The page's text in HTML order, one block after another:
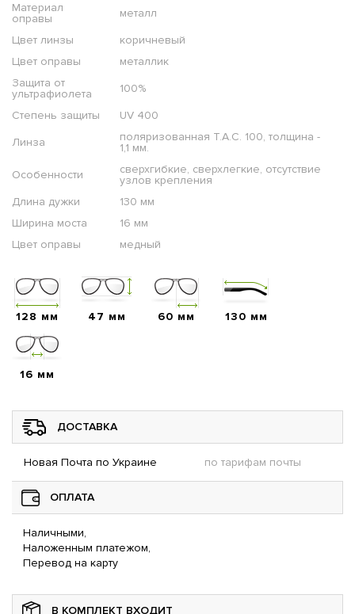
Материал
оправы
металл
Цвет линзы
коричневый
Цвет оправы
металлик
Защита от
ультрафиолета
100%
Степень защиты
UV 400
Линза
поляризованная T.A.C. 100, толщина -
1,1 мм.
Особенности
сверхгибкие, сверхлегкие, отсутствие
узлов крепления
Длина дужки
130 мм
Ширина моста
16 мм
Цвет оправы
медный
128 мм 47 мм 60 мм 130 мм
16 мм
ДОСТАВКА
Новая Почта по Украине по тарифам почты
ОПЛАТА
Наличными,
Наложенным платежом,
Перевод на карту
В КОМПЛЕКТ ВХОДИТ